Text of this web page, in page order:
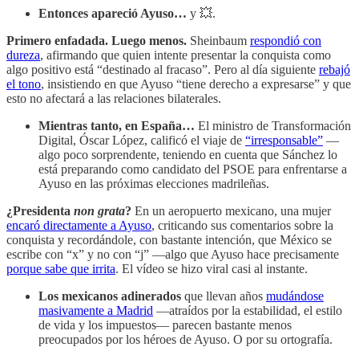
Entonces apareció Ayuso… y 💥.
Primero enfadada. Luego menos. Sheinbaum respondió con
dureza, afirmando que quien intente presentar la conquista como
algo positivo está “destinado al fracaso”. Pero al día siguiente rebajó
el tono, insistiendo en que Ayuso “tiene derecho a expresarse” y que
esto no afectará a las relaciones bilaterales.
Mientras tanto, en España… El ministro de Transformación
Digital, Óscar López, calificó el viaje de “irresponsable” —
algo poco sorprendente, teniendo en cuenta que Sánchez lo
está preparando como candidato del PSOE para enfrentarse a
Ayuso en las próximas elecciones madrileñas.
¿Presidenta non grata? En un aeropuerto mexicano, una mujer
encaró directamente a Ayuso, criticando sus comentarios sobre la
conquista y recordándole, con bastante intención, que México se
escribe con “x” y no con “j” —algo que Ayuso hace precisamente
porque sabe que irrita. El vídeo se hizo viral casi al instante.
Los mexicanos adinerados que llevan años mudándose
masivamente a Madrid —atraídos por la estabilidad, el estilo
de vida y los impuestos— parecen bastante menos
preocupados por los héroes de Ayuso. O por su ortografía.